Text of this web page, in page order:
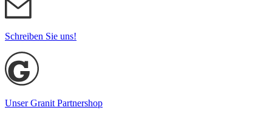
Schreiben Sie uns!
Unser Granit Partnershop